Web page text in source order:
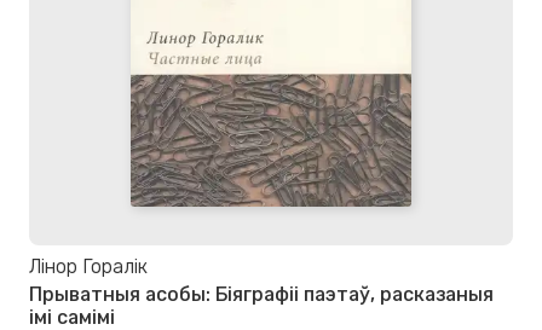
Лінор Горалік
Прыватныя асобы: Біяграфіі паэтаў, расказаныя
імі самімі